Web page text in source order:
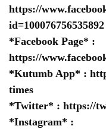
https://
id=100076756535892
*Facebook Page* :
https://
*Kutumb App* :
times
*Twitter* : https://
*Instagram* :